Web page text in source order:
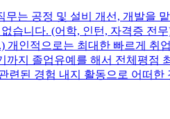
는 공정 및 설비 개선, 개발을
습니다. (어학, 인턴, 자격증 전
인적으로는 최대한 빠르게 취
지 졸업유예를 해서 전체평점
된 경험 내지 활동으로 어떠